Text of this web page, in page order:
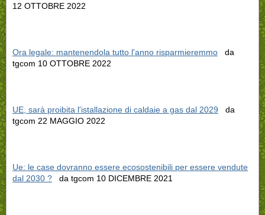
12 OTTOBRE 2022
Ora legale: mantenendola tutto l'anno risparmieremmo da
tgcom 10 OTTOBRE 2022
UE, sarà proibita l'istallazione di caldaie a gas dal 2029 da
tgcom 22 MAGGIO 2022
Ue: le case dovranno essere ecosostenibili per essere vendute
dal 2030 ? da tgcom 10 DICEMBRE 2021